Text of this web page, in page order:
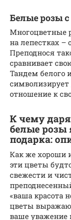
Белые розы
Многоцветные
на лепестках
Преподнося
сравнивает
Тандем белого
символизирует
отношение к
К чему
белые розы
подарка:
Как же хороши
эти цветы
свежести и
«ваша красота
цветы
ваше уважение